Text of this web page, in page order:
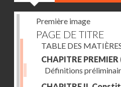
Première image
PAGE DE TITRE
TABLE DES
CHAPITRE PREMIER
Définitions